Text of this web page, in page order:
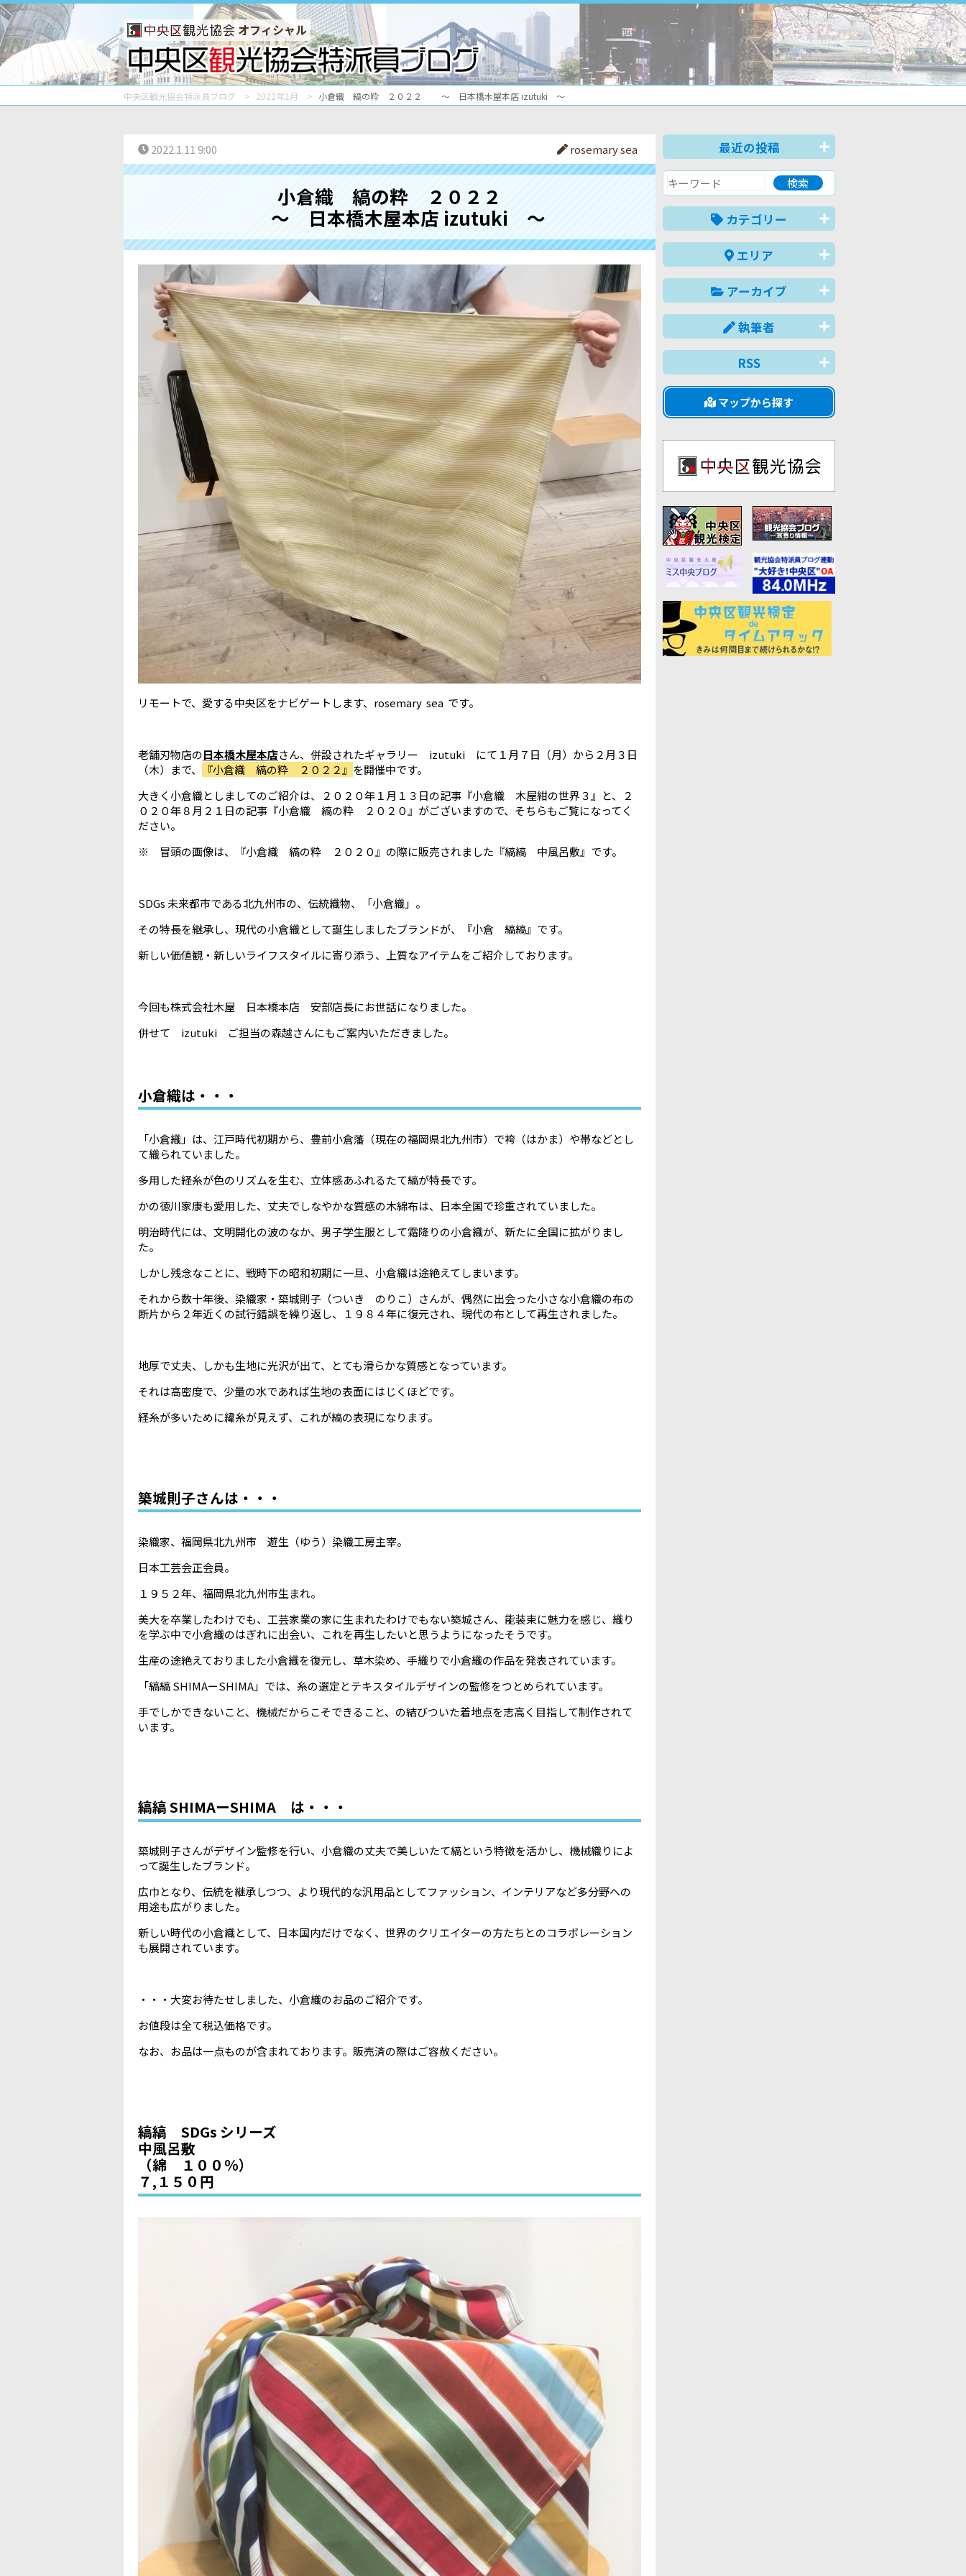
オフィシャル
中央区観光協会特派員ブログ 2022年1月 小倉織 縞の粋 ２０２２ ～ 日本橋木屋本店 izutuki ～
2022.1.11 9:00 rosemary sea
小倉織 縞の粋 ２０２２
～ 日本橋木屋本店 izutuki ～
リモートで、愛する中央区をナビゲートします、rosemary sea です。
老舗刃物店の日本橋木屋本店さん、併設されたギャラリー izutuki にて１月７日（月）から２月３日
（木）まで、
『小倉織 縞の粋 ２０２２』 を開催中です。
大きく小倉織としましてのご紹介は、２０２０年１月１３日の記事『小倉織 木屋紺の世界３』と、２
０２０年８月２１日の記事『小倉織 縞の粋 ２０２０』がございますので、そちらもご覧になってく
ださい。
※ 冒頭の画像は、『小倉織 縞の粋 ２０２０』の際に販売されました『縞縞 中風呂敷』です。
SDGs 未来都市である北九州市の、伝統織物、「小倉織」。
その特長を継承し、現代の小倉織として誕生しましたブランドが、『小倉 縞縞』です。
新しい価値観・新しいライフスタイルに寄り添う、上質なアイテムをご紹介しております。
今回も株式会社木屋 日本橋本店 安部店長にお世話になりました。
併せて izutuki ご担当の森越さんにもご案内いただきました。
小倉織は・・・
「小倉織」は、江戸時代初期から、豊前小倉藩（現在の福岡県北九州市）で袴（はかま）や帯などとし
て織られていました。
多用した経糸が色のリズムを生む、立体感あふれるたて縞が特長です。
かの徳川家康も愛用した、丈夫でしなやかな質感の木綿布は、日本全国で珍重されていました。
明治時代には、文明開化の波のなか、男子学生服として霜降りの小倉織が、新たに全国に拡がりまし
た。
しかし残念なことに、戦時下の昭和初期に一旦、小倉織は途絶えてしまいます。
それから数十年後、染織家・築城則子（ついき のりこ）さんが、偶然に出会った小さな小倉織の布の
断片から２年近くの試行錯誤を繰り返し、１９８４年に復元され、現代の布として再生されました。
地厚で丈夫、しかも生地に光沢が出て、とても滑らかな質感となっています。
それは高密度で、少量の水であれば生地の表面にはじくほどです。
経糸が多いために緯糸が見えず、これが縞の表現になります。
築城則子さんは・・・
染織家、福岡県北九州市 遊生（ゆう）染織工房主宰。
日本工芸会正会員。
１９５２年、福岡県北九州市生まれ。
美大を卒業したわけでも、工芸家業の家に生まれたわけでもない築城さん、能装束に魅力を感じ、織り
を学ぶ中で小倉織のはぎれに出会い、これを再生したいと思うようになったそうです。
生産の途絶えておりました小倉織を復元し、草木染め、手織りで小倉織の作品を発表されています。
「縞縞 SHIMAーSHIMA」では、糸の選定とテキスタイルデザインの監修をつとめられています。
手でしかできないこと、機械だからこそできること、の結びついた着地点を志高く目指して制作されて
います。
縞縞 SHIMAーSHIMA は・・・
築城則子さんがデザイン監修を行い、小倉織の丈夫で美しいたて縞という特徴を活かし、機械織りによ
って誕生したブランド。
広巾となり、伝統を継承しつつ、より現代的な汎用品としてファッション、インテリアなど多分野への
用途も広がりました。
新しい時代の小倉織として、日本国内だけでなく、世界のクリエイターの方たちとのコラボレーション
も展開されています。
・・・大変お待たせしました、小倉織のお品のご紹介です。
お値段は全て税込価格です。
なお、お品は一点ものが含まれております。販売済の際はご容赦ください。
縞縞 SDGs シリーズ
中風呂敷
（綿 １００％）
７,１５０円
最近の投稿
カテゴリー
エリア
アーカイブ
執筆者
RSS
マップから探す